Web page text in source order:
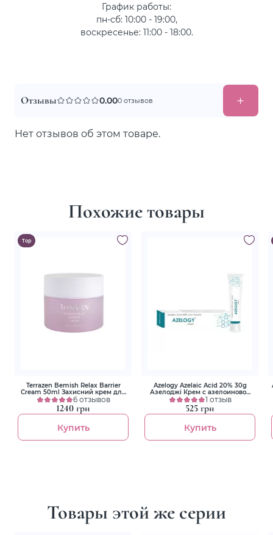
График работы:
пн-сб: 10:00 - 19:00,
воскресенье: 11:00 - 18:00.
Отзывы 0.000 отзывов
Нет отзывов об этом товаре.
Похожие товары
Top
Terrazen Bemish Relax Barrier
Cream 50ml Захисний крем для
чутливої шкіри обличчя
6 отзывов
1240 грн
Купить
Azelogy Azelaic Acid 20% 30g
Азелоджі Крем с азелоиновой
кислотой 20%
1 отзыв
525 грн
Купить
Товары этой же серии